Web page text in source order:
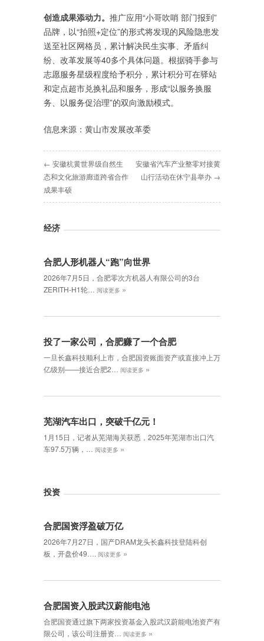
创造成果添动力。 推广应用“小哥吹哨 部门报到”
品牌，以“拍照+定位”的形式将发现的风险隐患发
送至社区网格员，累计解决民生实事、矛盾纠
纷、改革发展等40多个具体问题。根据骑手参与
志愿服务星级程度给予积分，累计积分可在驿站
和定点超市兑换礼品和服务，形成“以服务换服
务、以服务促治理”的双向激励模式。
信息来源：黄山市发展改革委
← 安徽杭黄世界级自然生
态和文化旅游廊道跨省合作
成果丰硕
安徽省汽车产业整零对接黄
山行活动在休宁县举办 →
经济
合肥人形机器人“跑”向世界
2026年7月5日，合肥零次方机器人有限公司的3台
ZERITH-H1轮…
阅读更多 »
投了一家公司，合肥赚了一个合肥
一旦长鑫科技顺利上市，合肥国资账面资产或直接冲上万
亿级别——接近合肥2…
阅读更多 »
芜湖汽车出口，突破千亿元！
1月15日，记者从芜湖海关获悉，2025年芜湖市出口汽
车97.5万辆，…
阅读更多 »
投资
合肥国资浮盈破万亿
2026年7月27日，国产DRAM龙头长鑫科技登陆科创
板，开盘价49…. 阅读更多 »
合肥国资入股武汉蔚能电池
合肥国资通过旗下两家投资基金入股武汉蔚能电池资产有
限公司，该公司注册资…
阅读更多 »